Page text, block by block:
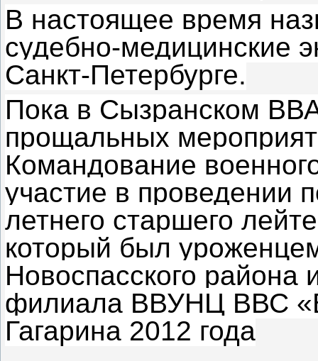
В настоящее время
судебно-медицинские
Санкт-Петербурге.
Пока в Сызранском
прощальных
Командование
участие в проведении
летнего старшего
который был
Новоспасского района
филиала ВВУНЦ ВВС
Гагарина 2012 года